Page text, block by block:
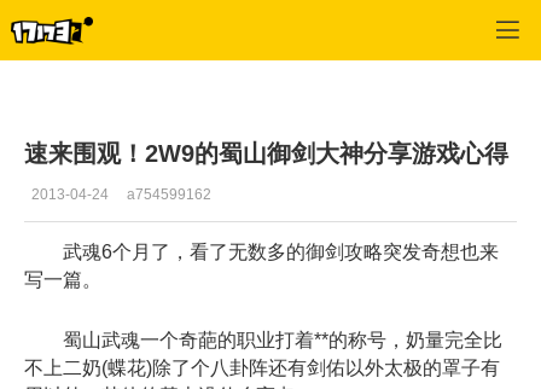
速来围观！2W9的蜀山御剑大神分享游戏心得
2013-04-24 a754599162
武魂6个月了，看了无数多的御剑攻略突发奇想也来
写一篇。
蜀山武魂一个奇葩的职业打着**的称号，奶量完全比
不上二奶(蝶花)除了个八卦阵还有剑佑以外太极的罩子有